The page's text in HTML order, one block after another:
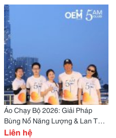
Áo Chạy Bộ 2026: Giải Pháp
Bùng Nổ Năng Lượng & Lan Tỏa
Thương Hiệu Trên Mọi Đường
Liên hệ